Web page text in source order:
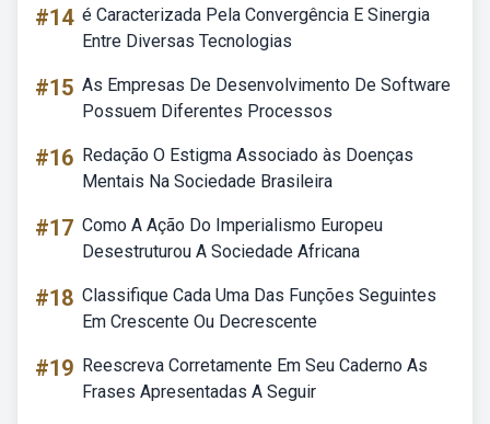
#14 é Caracterizada Pela Convergência E Sinergia
Entre Diversas Tecnologias
#15 As Empresas De Desenvolvimento De Software
Possuem Diferentes Processos
#16 Redação O Estigma Associado às Doenças
Mentais Na Sociedade Brasileira
#17 Como A Ação Do Imperialismo Europeu
Desestruturou A Sociedade Africana
#18 Classifique Cada Uma Das Funções Seguintes
Em Crescente Ou Decrescente
#19 Reescreva Corretamente Em Seu Caderno As
Frases Apresentadas A Seguir